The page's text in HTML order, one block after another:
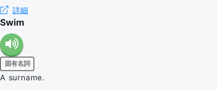
詳細
Swim
固有名詞
A surname.